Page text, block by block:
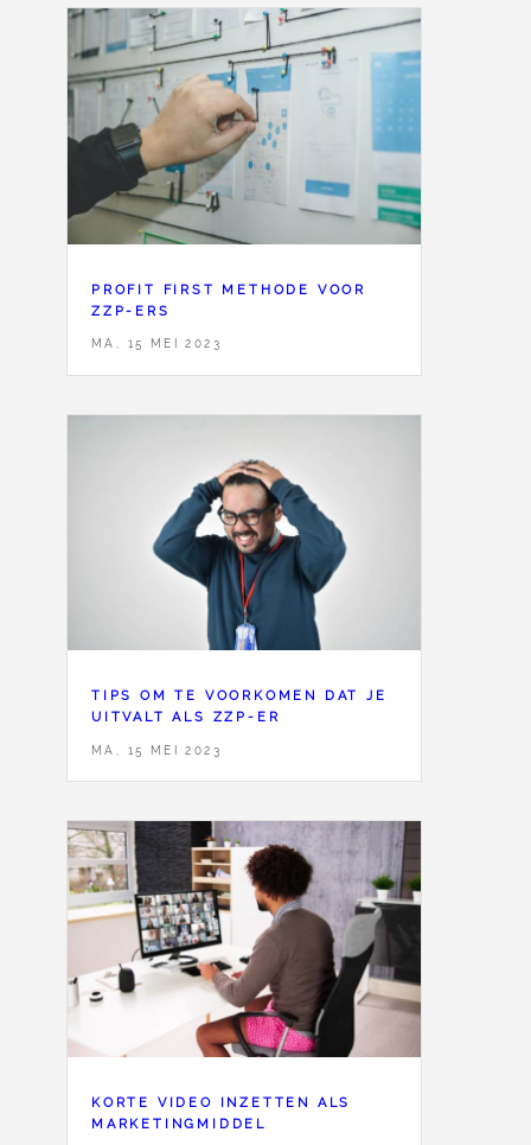
PROFIT FIRST METHODE VOOR
ZZP-ERS
MA, 15 MEI 2023
TIPS OM TE VOORKOMEN DAT JE
UITVALT ALS ZZP-ER
MA, 15 MEI 2023
KORTE VIDEO INZETTEN ALS
MARKETINGMIDDEL